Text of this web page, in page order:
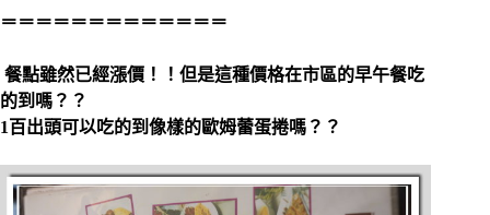
＝＝＝＝＝＝＝＝＝＝＝＝＝
餐點雖然已經漲價！！但是這種價格在市區的早午餐吃
的到嗎？？
1百出頭可以吃的到像樣的歐姆蕾蛋捲嗎？？